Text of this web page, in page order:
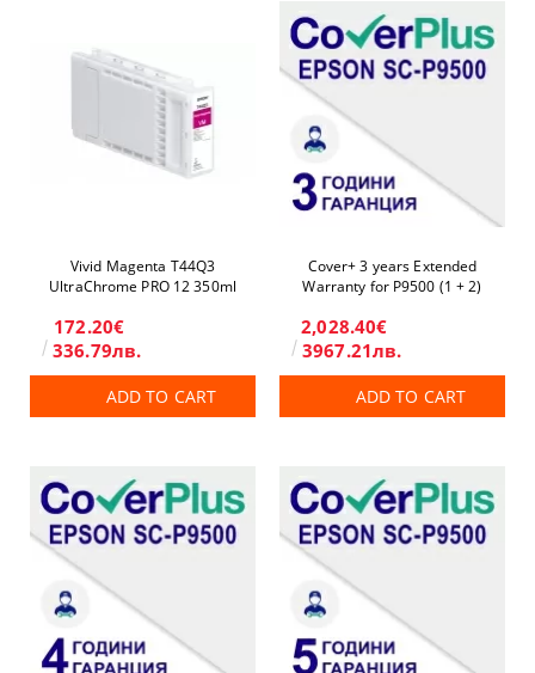
Vivid Magenta T44Q3
UltraChrome PRO 12 350ml
172.20€
336.79лв.
ADD TO CART
Cover+ 3 years Extended
Warranty for P9500 (1 + 2)
2,028.40€
3967.21лв.
ADD TO CART